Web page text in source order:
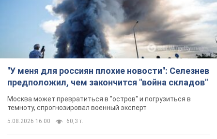
Банки "готовятся" к новому курсу
доллара: украинцам рассказали,
чего ожидать
11 годин тому
"Джипинг разрушает экосистемы,
которые формировались сотни